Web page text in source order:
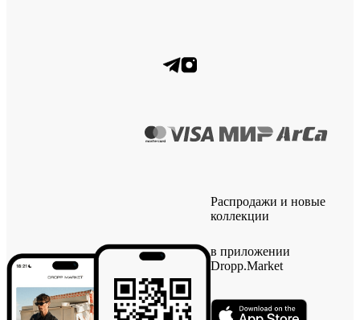
Распродажи и новые
коллекции
в приложении
Dropp.Market